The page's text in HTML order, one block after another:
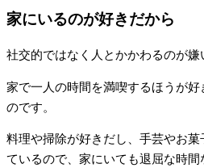
家にいるのが好きだから
社交的ではなく人とかかわるのが嫌
家で一人の時間を満喫するほうが
のです。
料理や掃除が好きだし、手芸やお
ているので、家にいても退屈な時間